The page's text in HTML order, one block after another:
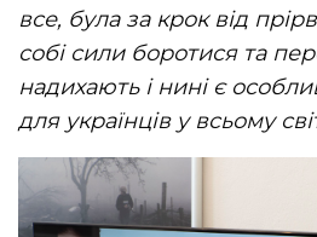
все, була за крок від
собі сили боротися та
надихають і нині є
для українців у всьому